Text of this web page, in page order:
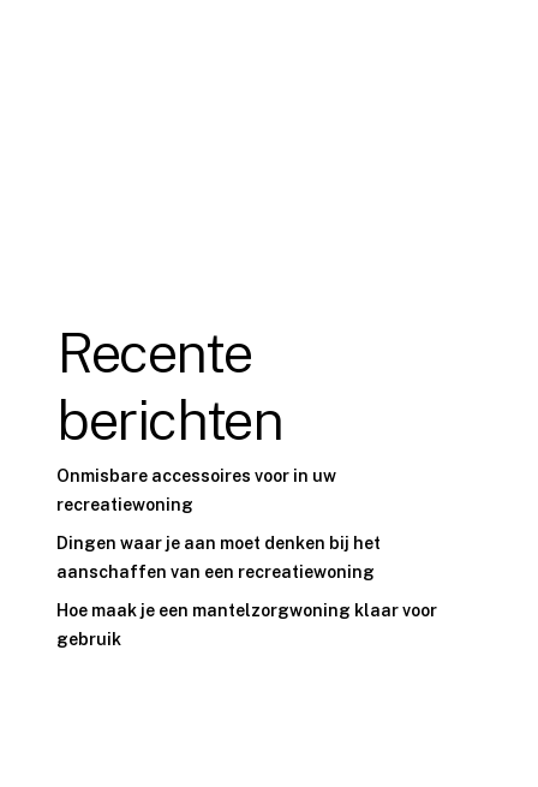
Recente
berichten
Onmisbare accessoires voor in uw
recreatiewoning
Dingen waar je aan moet denken bij het
aanschaffen van een recreatiewoning
Hoe maak je een mantelzorgwoning klaar voor
gebruik